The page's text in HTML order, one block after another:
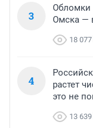
3
Обломки
Омска —
18 077
4
растет
это не
13 639